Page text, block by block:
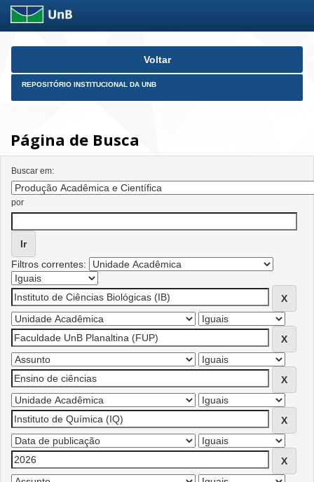
Skip
Voltar
REPOSITÓRIO INSTITUCIONAL DA UNB
Página de Busca
Buscar em:
por
Filtros correntes: